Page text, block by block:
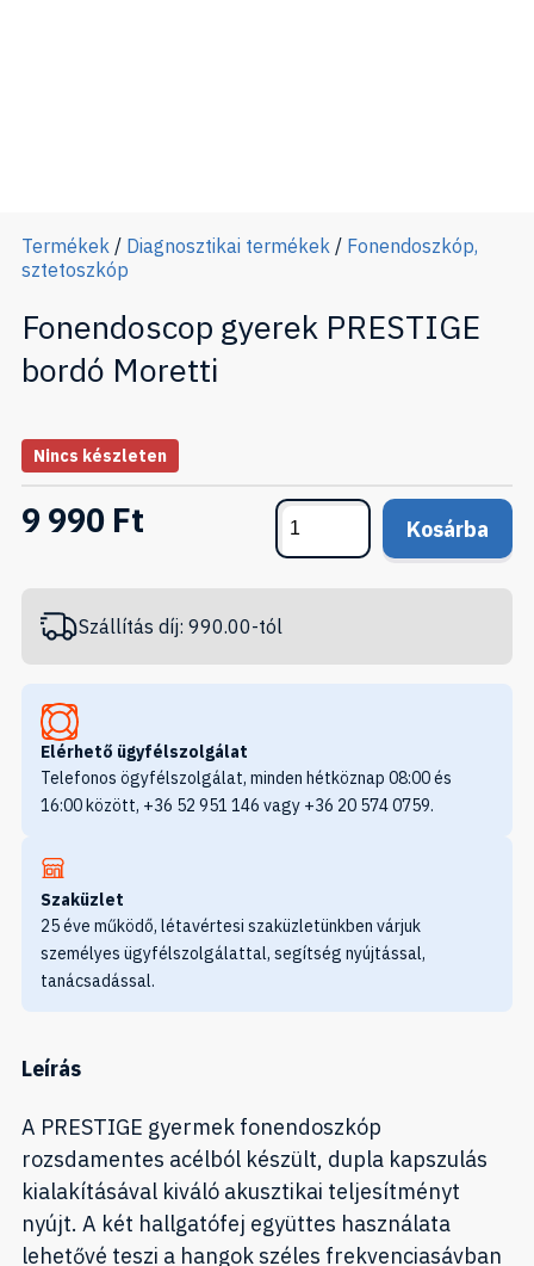
Termékek / Diagnosztikai termékek / Fonendoszkóp,
sztetoszkóp
Fonendoscop gyerek PRESTIGE
bordó Moretti
Nincs készleten
9 990 Ft Kosárba
Szállítás díj: 990.00-tól
Elérhető ügyfélszolgálat
Telefonos ögyfélszolgálat, minden hétköznap 08:00 és
16:00 között, +36 52 951 146 vagy +36 20 574 0759.
Szaküzlet
25 éve működő, létavértesi szaküzletünkben várjuk
személyes ügyfélszolgálattal, segítség nyújtással,
tanácsadással.
Leírás
A PRESTIGE gyermek fonendoszkóp
rozsdamentes acélból készült, dupla kapszulás
kialakításával kiváló akusztikai teljesítményt
nyújt. A két hallgatófej együttes használata
lehetővé teszi a hangok széles frekvenciasávban